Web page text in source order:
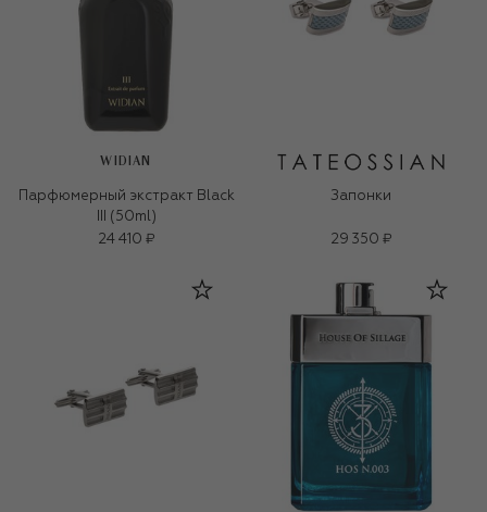
WIDIAN
Парфюмерный экстракт Black
III (50ml)
24 410 ₽
Запонки
29 350 ₽